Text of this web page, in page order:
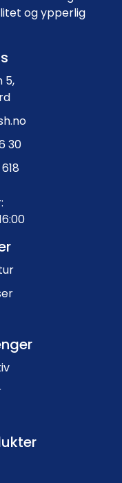
og ypperlig
5,
30